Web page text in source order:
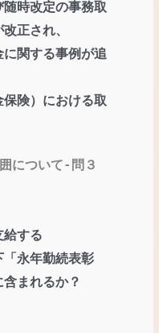
随時改定の事務取
改正され、
関する事例が追
保険）における取
について‐問３
給する
永年勤続表彰
含まれるか？